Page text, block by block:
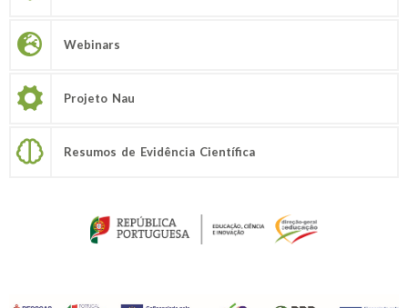
Webinars
Projeto Nau
Resumos de Evidência Científica